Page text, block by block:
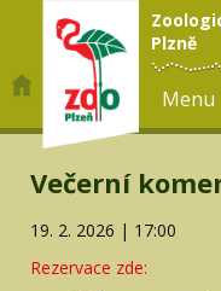
Plzně
Menu
Večerní
19. 2. 2026 | 17:00
Rezervace zde: